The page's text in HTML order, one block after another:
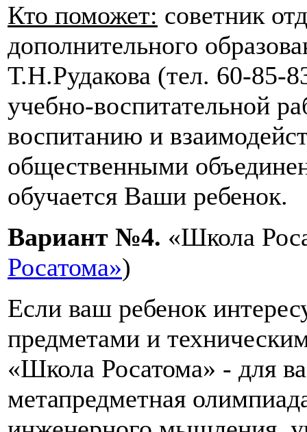
Кто поможет: советник
дополнительного
Т.Н.Рудакова (тел. 60-85-
учебно-воспитательной
воспитанию и
общественными
обучается Ваши ребенок.
Вариант №4. «Школа
Росатома»)
Если ваш ребенок
предметами и
«Школа Росатома» - для
метапредметная